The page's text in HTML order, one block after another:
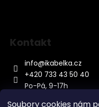
Soubory cookies nám
Kontakt
info@ikabelka.cz
+420 733 43 50 40
Po-Pá, 9-17h